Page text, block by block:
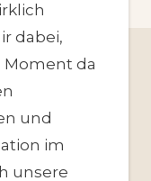
dabei,
da
und
im
unsere